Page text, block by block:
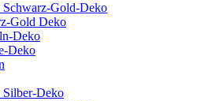
Gold-Deko
Gold Deko
Deko
Deko
Deko